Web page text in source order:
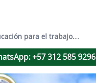
+57 312 585 9296
para el trabajo…